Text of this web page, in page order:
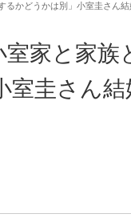
るかどうかは別」小室圭さん
室家と家族
室圭さん結